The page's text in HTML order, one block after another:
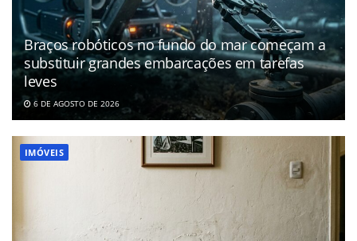
Braços robóticos no fundo do mar começam a
substituir grandes embarcações em tarefas
leves
6 DE AGOSTO DE 2026
IMÓVEIS